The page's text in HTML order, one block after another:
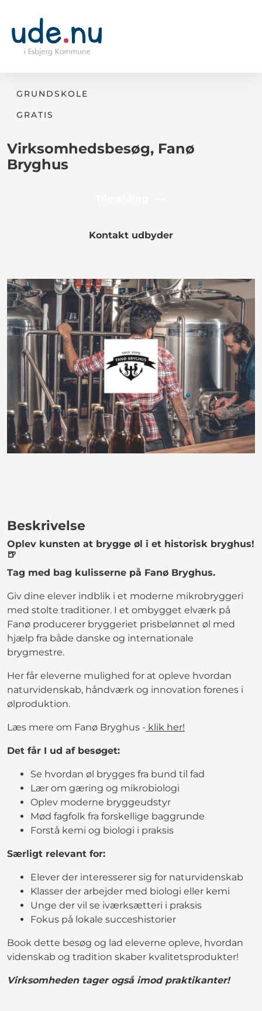
GRUNDSKOLE
GRATIS
Virksomhedsbesøg, Fanø
Bryghus
Kontakt udbyder
Beskrivelse
Oplev kunsten at brygge øl i et historisk bryghus!
🍺
Tag med bag kulisserne på Fanø Bryghus.
Giv dine elever indblik i et moderne mikrobryggeri
med stolte traditioner. I et ombygget elværk på
Fanø producerer bryggeriet prisbelønnet øl med
hjælp fra både danske og internationale
brygmestre.
Her får eleverne mulighed for at opleve hvordan
naturvidenskab, håndværk og innovation forenes i
ølproduktion.
Læs mere om Fanø Bryghus - klik her!
Det får I ud af besøget:
Se hvordan øl brygges fra bund til fad
Lær om gæring og mikrobiologi
Oplev moderne bryggeudstyr
Mød fagfolk fra forskellige baggrunde
Forstå kemi og biologi i praksis
Særligt relevant for:
Elever der interesserer sig for naturvidenskab
Klasser der arbejder med biologi eller kemi
Unge der vil se iværksætteri i praksis
Fokus på lokale succeshistorier
Book dette besøg og lad eleverne opleve, hvordan
videnskab og tradition skaber kvalitetsprodukter!
Virksomheden tager også imod praktikanter!